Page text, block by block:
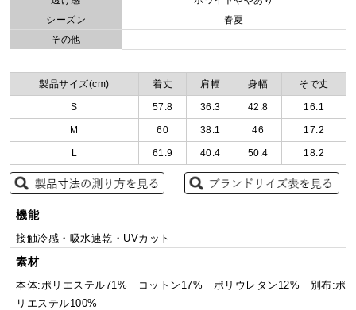
シーズン
春夏
その他
製品サイズ(cm) 着丈 肩幅 身幅 そで丈
S 57.8 36.3 42.8 16.1
M 60 38.1 46 17.2
L 61.9 40.4 50.4 18.2
機能
接触冷感・吸水速乾・UVカット
素材
本体:ポリエステル71% コットン17% ポリウレタン12% 別布:ポ
リエステル100%